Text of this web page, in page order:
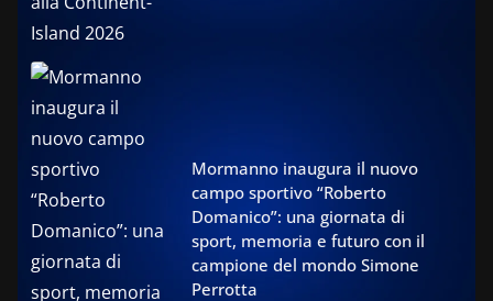
Mormanno inaugura il nuovo
campo sportivo “Roberto
Domanico”: una giornata di
sport, memoria e futuro con il
campione del mondo Simone
Perrotta